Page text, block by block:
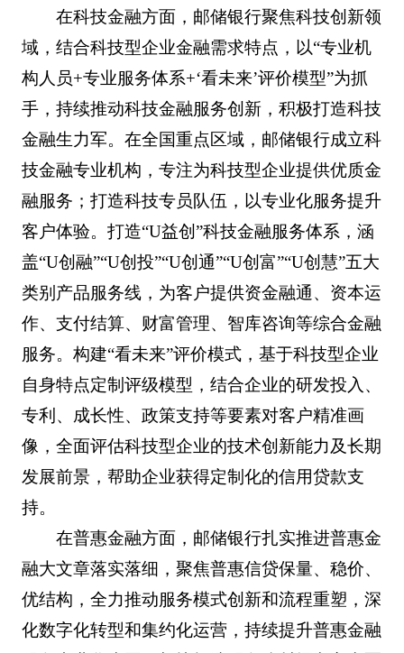
在科技金融方面，邮储银行聚焦科技创新领
域，结合科技型企业金融需求特点，以“专业机
构人员+专业服务体系+‘看未来’评价模型”为抓
手，持续推动科技金融服务创新，积极打造科技
金融生力军。在全国重点区域，邮储银行成立科
技金融专业机构，专注为科技型企业提供优质金
融服务；打造科技专员队伍，以专业化服务提升
客户体验。打造“U益创”科技金融服务体系，涵
盖“U创融”“U创投”“U创通”“U创富”“U创慧”五大
类别产品服务线，为客户提供资金融通、资本运
作、支付结算、财富管理、智库咨询等综合金融
服务。构建“看未来”评价模式，基于科技型企业
自身特点定制评级模型，结合企业的研发投入、
专利、成长性、政策支持等要素对客户精准画
像，全面评估科技型企业的技术创新能力及长期
发展前景，帮助企业获得定制化的信用贷款支
持。
在普惠金融方面，邮储银行扎实推进普惠金
融大文章落实落细，聚焦普惠信贷保量、稳价、
优结构，全力推动服务模式创新和流程重塑，深
化数字化转型和集约化运营，持续提升普惠金融